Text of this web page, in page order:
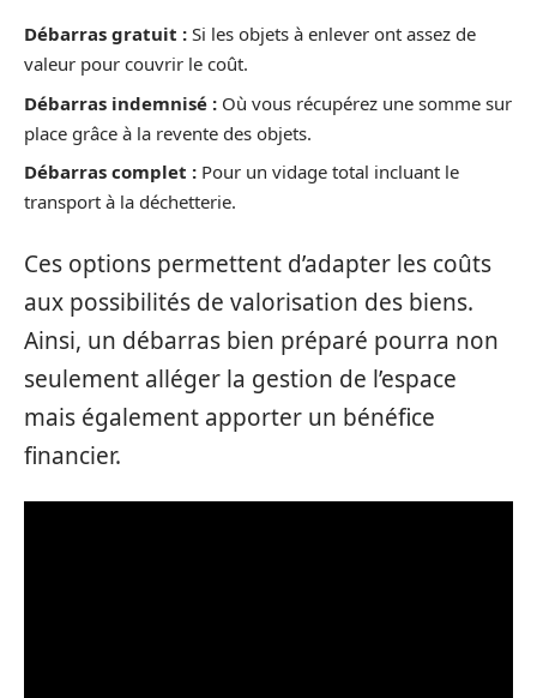
Débarras gratuit : Si les objets à enlever ont assez de
valeur pour couvrir le coût.
Débarras indemnisé : Où vous récupérez une somme sur
place grâce à la revente des objets.
Débarras complet : Pour un vidage total incluant le
transport à la déchetterie.
Ces options permettent d’adapter les coûts
aux possibilités de valorisation des biens.
Ainsi, un débarras bien préparé pourra non
seulement alléger la gestion de l’espace
mais également apporter un bénéfice
financier.